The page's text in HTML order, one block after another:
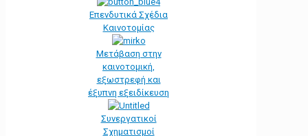
Επενδυτικά Σχέδια
Καινοτομίας
Μετάβαση στην
καινοτομική,
εξωστρεφή και
έξυπνη εξειδίκευση
Συνεργατικοί
Σχηματισμοί